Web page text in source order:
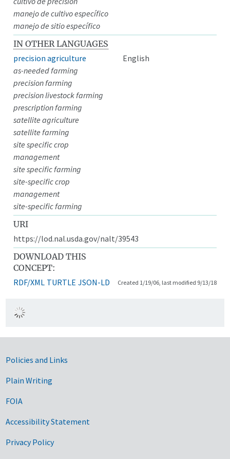
manejo de cultivo específico
manejo de sitio específico
IN OTHER LANGUAGES
precision agriculture
English
as-needed farming
precision farming
precision livestock farming
prescription farming
satellite agriculture
satellite farming
site specific crop
management
site specific farming
site-specific crop
management
site-specific farming
URI
https://lod.nal.usda.gov/nalt/39543
DOWNLOAD THIS
CONCEPT:
RDF/XML TURTLE JSON-LD Created 1/19/06, last modified 9/13/18
Government Links
Policies and Links
Plain Writing
FOIA
Accessibility Statement
Privacy Policy